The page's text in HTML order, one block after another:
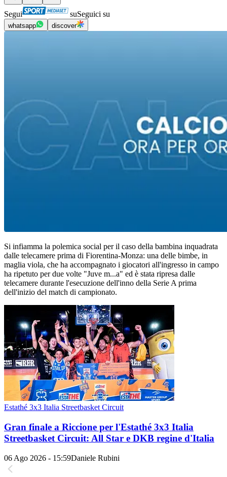
Segui suSeguici su
whatsapp discover
Si infiamma la polemica social per il caso della bambina inquadrata
dalle telecamere prima di Fiorentina-Monza: una delle bimbe, in
maglia viola, che ha accompagnato i giocatori all'ingresso in campo
ha ripetuto per due volte "Juve m...a" ed è stata ripresa dalle
telecamere durante l'esecuzione dell'inno della Serie A prima
dell'inizio del match di campionato.
Estathé 3x3 Italia Streetbasket Circuit
Gran finale a Riccione per l'Estathé 3x3 Italia
Streetbasket Circuit: All Star e DKB regine d'Italia
06 Ago 2026 - 15:59Daniele Rubini